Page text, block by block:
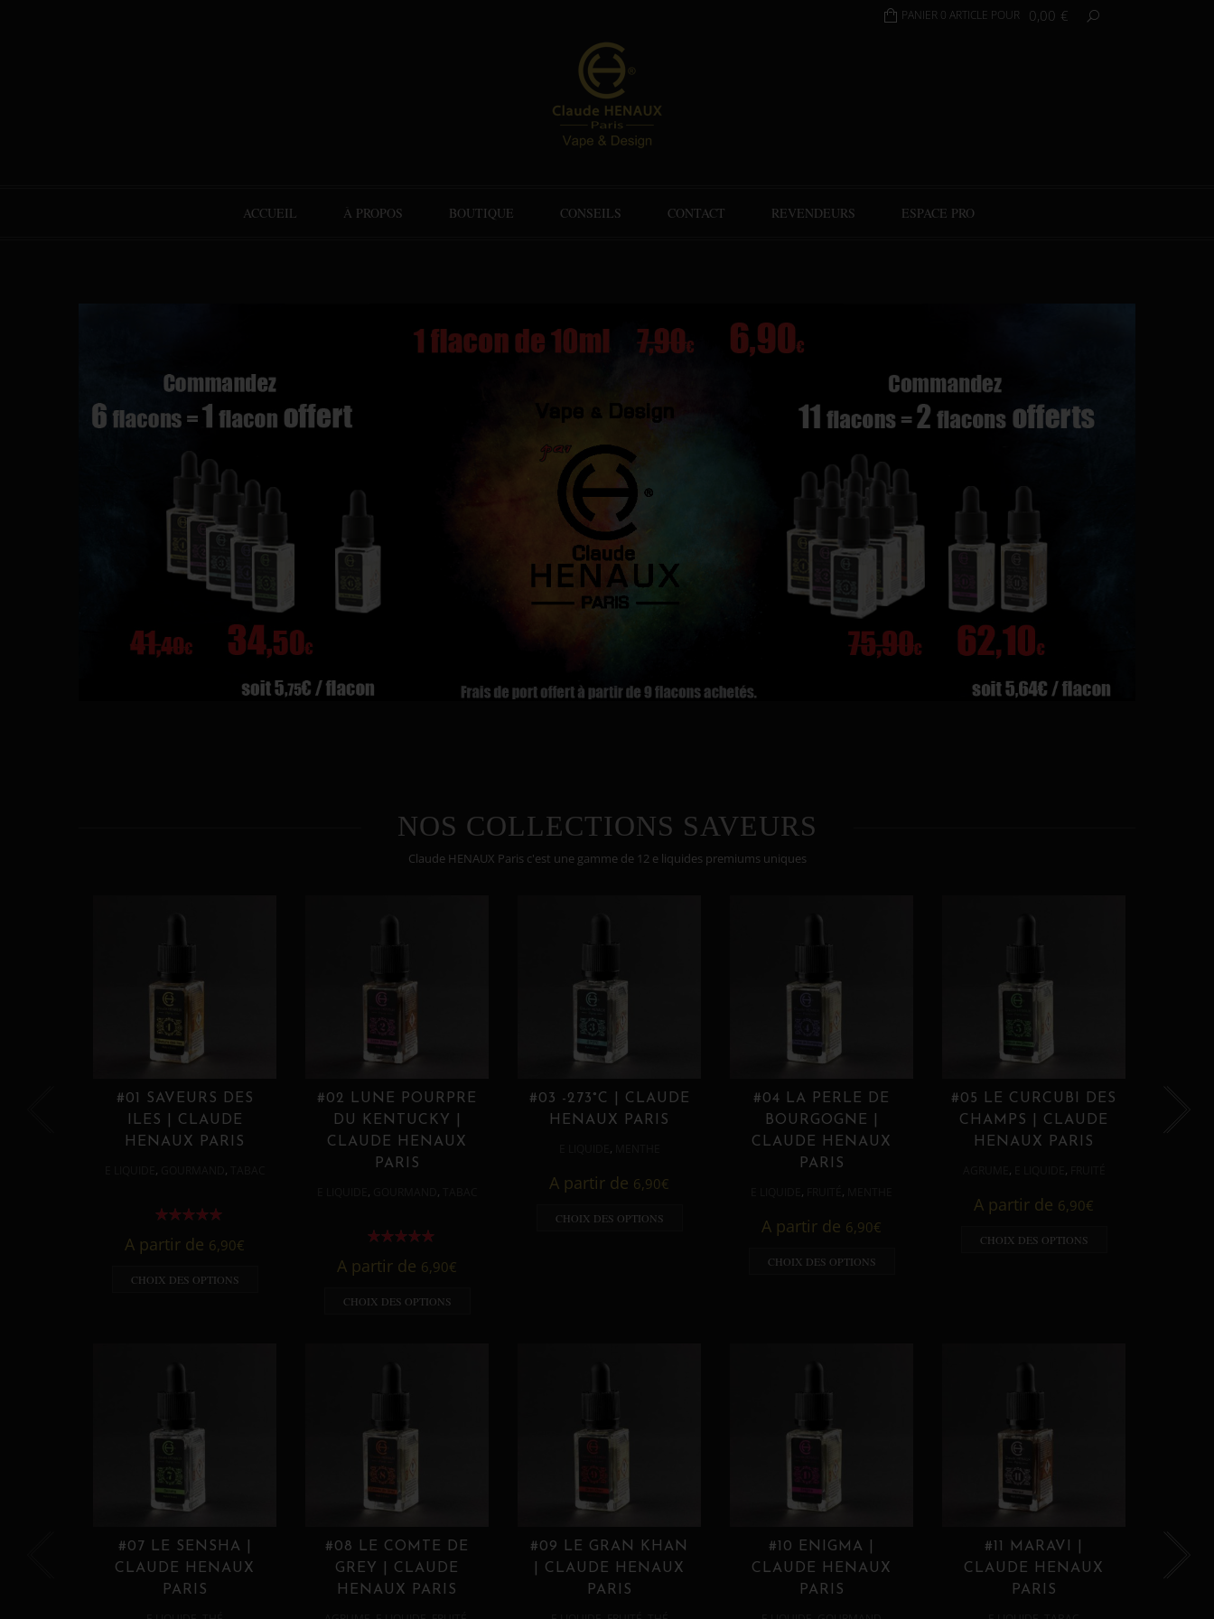
PANIER 0 ARTICLE POUR 0,00 €
ACCUEIL À PROPOS BOUTIQUE CONSEILS CONTACT REVENDEURS ESPACE PRO
NOS COLLECTIONS SAVEURS
Claude HENAUX Paris c'est une gamme de 12 e liquides premiums uniques
#01 SAVEURS DES
ILES | CLAUDE
HENAUX PARIS
, ,
A partir de 6,90€
CHOIX DES OPTIONS
#02 LUNE POURPRE
DU KENTUCKY |
CLAUDE HENAUX
PARIS
, ,
A partir de 6,90€
CHOIX DES OPTIONS
#03 -273°C | CLAUDE
HENAUX PARIS
,
A partir de 6,90€
CHOIX DES OPTIONS
#04 LA PERLE DE
BOURGOGNE |
CLAUDE HENAUX
PARIS
, ,
A partir de 6,90€
CHOIX DES OPTIONS
#05 LE CURCUBI DES
CHAMPS | CLAUDE
HENAUX PARIS
, ,
A partir de 6,90€
CHOIX DES OPTIONS
#07 LE SENSHA |
CLAUDE HENAUX
PARIS
#08 LE COMTE DE
GREY | CLAUDE
HENAUX PARIS
#09 LE GRAN KHAN
| CLAUDE HENAUX
PARIS
#10 ENIGMA |
CLAUDE HENAUX
PARIS
#11 MARAVI |
CLAUDE HENAUX
PARIS